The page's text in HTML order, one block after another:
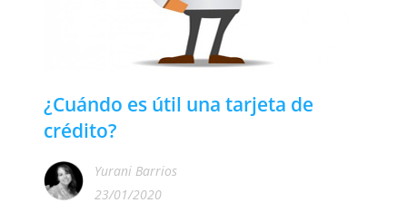
¿Cuándo es útil una tarjeta de
crédito?